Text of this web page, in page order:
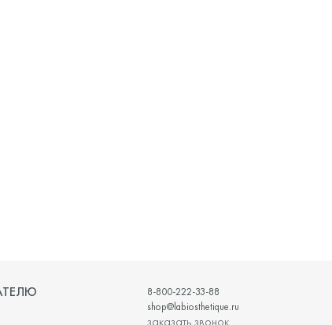
8-800-222-33-88
shop@labiosthetique.ru
заказать звонок